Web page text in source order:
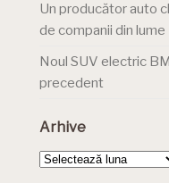
Un producător auto
de companii din lume
Noul SUV electric
precedent
Arhive
Arhive